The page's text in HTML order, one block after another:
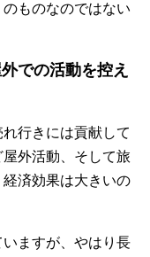
ものなのではない
での活動を控え
行きには貢献して
外活動、そして旅
済効果は大きいの
ますが、やはり長